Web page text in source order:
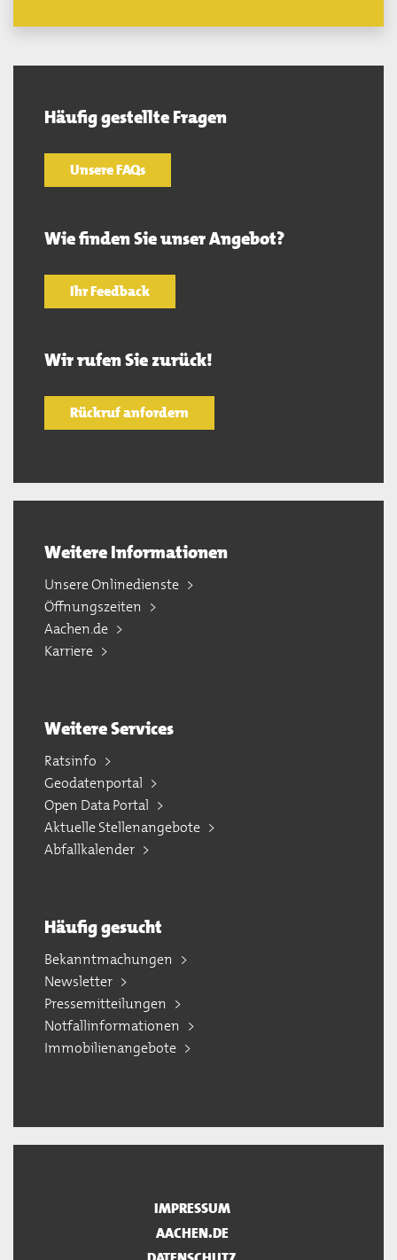
Häufig gestellte Fragen
Unsere FAQs
Wie finden Sie unser Angebot?
Ihr Feedback
Wir rufen Sie zurück!
Rückruf anfordern
Weitere Informationen
Unsere Onlinedienste
Öffnungszeiten
Aachen.de
Karriere
Weitere Services
Ratsinfo
Geodatenportal
Open Data Portal
Aktuelle Stellenangebote
Abfallkalender
Häufig gesucht
Bekanntmachungen
Newsletter
Pressemitteilungen
Notfallinformationen
Immobilienangebote
IMPRESSUM
AACHEN.DE